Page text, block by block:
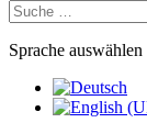
Sprache auswählen